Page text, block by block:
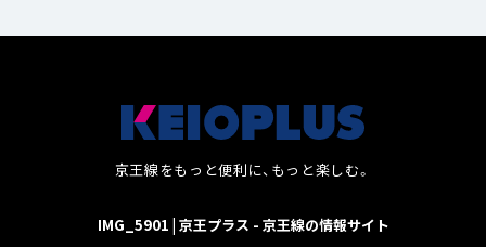
京王線をもっと便利に、もっと楽しむ。
IMG_5901 | 京王プラス - 京王線の情報サイト